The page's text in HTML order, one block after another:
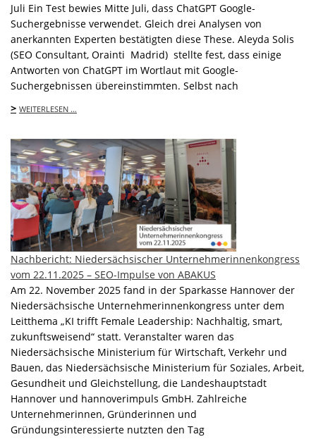
Juli Ein Test bewies Mitte Juli, dass ChatGPT Google-
Suchergebnisse verwendet. Gleich drei Analysen von
anerkannten Experten bestätigten diese These. Aleyda Solis
(SEO Consultant, Orainti Madrid) stellte fest, dass einige
Antworten von ChatGPT im Wortlaut mit Google-
Suchergebnissen übereinstimmten. Selbst nach
> WEITERLESEN …
Nachbericht: Niedersächsischer Unternehmerinnenkongress
vom 22.11.2025 – SEO-Impulse von ABAKUS
Am 22. November 2025 fand in der Sparkasse Hannover der
Niedersächsische Unternehmerinnenkongress unter dem
Leitthema „KI trifft Female Leadership: Nachhaltig, smart,
zukunftsweisend“ statt. Veranstalter waren das
Niedersächsische Ministerium für Wirtschaft, Verkehr und
Bauen, das Niedersächsische Ministerium für Soziales, Arbeit,
Gesundheit und Gleichstellung, die Landeshauptstadt
Hannover und hannoverimpuls GmbH. Zahlreiche
Unternehmerinnen, Gründerinnen und
Gründungsinteressierte nutzten den Tag